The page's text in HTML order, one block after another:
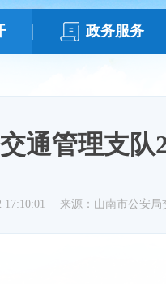
政务服务
通管理支队
17:10:01 来源：山南市公安局